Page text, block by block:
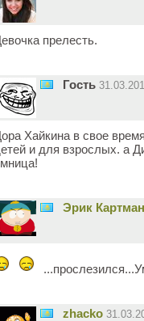
прелесть.
Гость
Хайкина в свое
и для взрослых. а
Эрик Картман
zhacko